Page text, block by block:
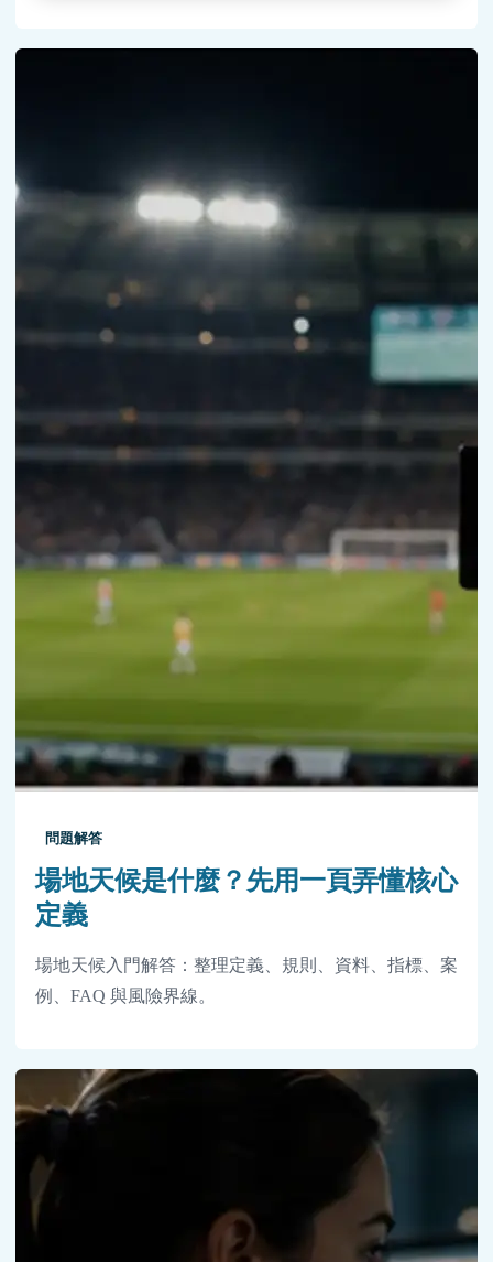
問題解答
場地天候是什麼？先用一頁弄懂核心
定義
場地天候入門解答：整理定義、規則、資料、指標、案
例、FAQ 與風險界線。